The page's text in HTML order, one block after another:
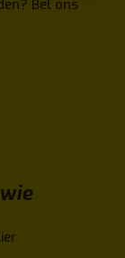
Bel ons